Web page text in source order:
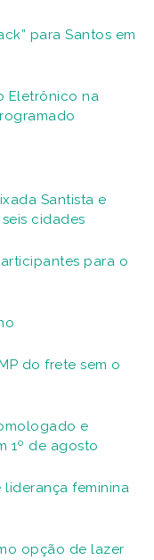
para Santos em
Eletrônico na
Santista e
cidades
para o
do frete sem o
e
1º de agosto
liderança feminina
opção de lazer